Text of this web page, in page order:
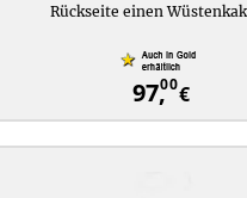
Rückseite einen
97,00€